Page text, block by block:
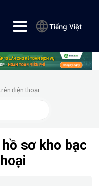
Tiếng Việt
điện thoại
sơ kho bạc